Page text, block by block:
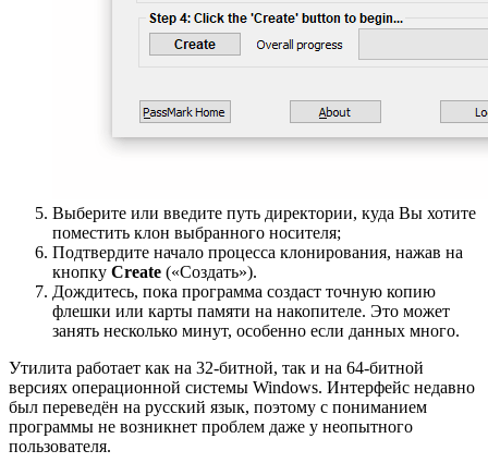
Выберите или введите путь директории, куда Вы хотите
поместить клон выбранного носителя;
Подтвердите начало процесса клонирования, нажав на
кнопку Create («Создать»).
Дождитесь, пока программа создаст точную копию
флешки или карты памяти на накопителе. Это может
занять несколько минут, особенно если данных много.
Утилита работает как на 32-битной, так и на 64-битной
версиях операционной системы Windows. Интерфейс недавно
был переведён на русский язык, поэтому с пониманием
программы не возникнет проблем даже у неопытного
пользователя.